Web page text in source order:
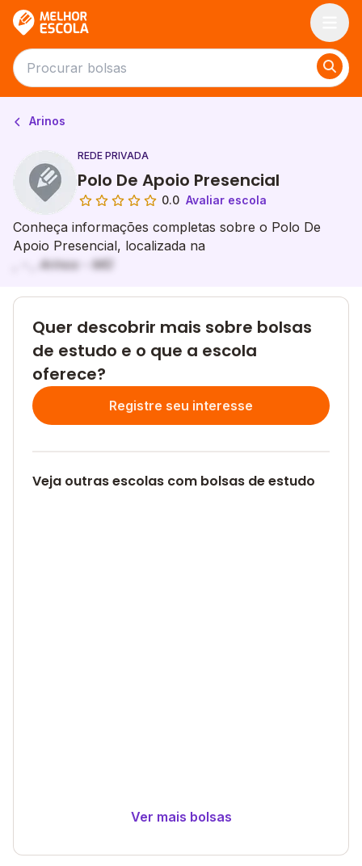
Arinos
REDE PRIVADA
Polo De Apoio Presencial
0.0 Avaliar escola
Conheça informações completas sobre o Polo De
Apoio Presencial, localizada na
, - , Arinos - MG
Quer descobrir mais sobre bolsas
de estudo e o que a escola
oferece?
Registre seu interesse
Veja outras escolas com bolsas de estudo
Ver mais bolsas